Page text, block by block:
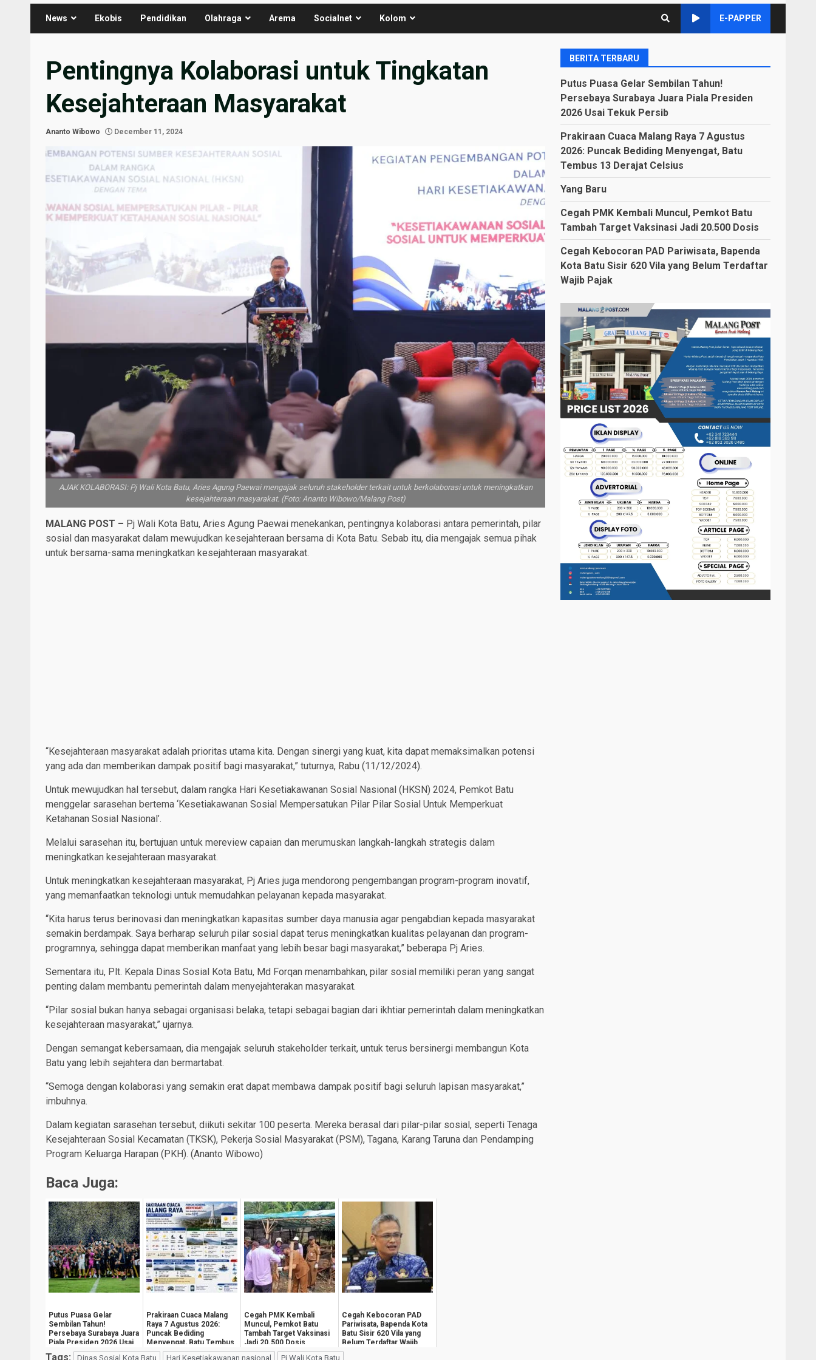
News Ekobis Pendidikan Olahraga Arema Socialnet Kolom E-PAPPER
Pentingnya Kolaborasi untuk Tingkatan
Kesejahteraan Masyarakat
Ananto Wibowo December 11, 2024
AJAK KOLABORASI: Pj Wali Kota Batu, Aries Agung Paewai mengajak seluruh stakeholder terkait untuk berkolaborasi untuk meningkatkan
kesejahteraan masyarakat. (Foto: Ananto Wibowo/Malang Post)
MALANG POST – Pj Wali Kota Batu, Aries Agung Paewai menekankan, pentingnya kolaborasi antara pemerintah, pilar
sosial dan masyarakat dalam mewujudkan kesejahteraan bersama di Kota Batu. Sebab itu, dia mengajak semua pihak
untuk bersama-sama meningkatkan kesejahteraan masyarakat.
“Kesejahteraan masyarakat adalah prioritas utama kita. Dengan sinergi yang kuat, kita dapat memaksimalkan potensi
yang ada dan memberikan dampak positif bagi masyarakat,” tuturnya, Rabu (11/12/2024).
Untuk mewujudkan hal tersebut, dalam rangka Hari Kesetiakawanan Sosial Nasional (HKSN) 2024, Pemkot Batu
menggelar sarasehan bertema ‘Kesetiakawanan Sosial Mempersatukan Pilar Pilar Sosial Untuk Memperkuat
Ketahanan Sosial Nasional’.
Melalui sarasehan itu, bertujuan untuk mereview capaian dan merumuskan langkah-langkah strategis dalam
meningkatkan kesejahteraan masyarakat.
Untuk meningkatkan kesejahteraan masyarakat, Pj Aries juga mendorong pengembangan program-program inovatif,
yang memanfaatkan teknologi untuk memudahkan pelayanan kepada masyarakat.
“Kita harus terus berinovasi dan meningkatkan kapasitas sumber daya manusia agar pengabdian kepada masyarakat
semakin berdampak. Saya berharap seluruh pilar sosial dapat terus meningkatkan kualitas pelayanan dan program-
programnya, sehingga dapat memberikan manfaat yang lebih besar bagi masyarakat,” beberapa Pj Aries.
Sementara itu, Plt. Kepala Dinas Sosial Kota Batu, Md Forqan menambahkan, pilar sosial memiliki peran yang sangat
penting dalam membantu pemerintah dalam menyejahterakan masyarakat.
“Pilar sosial bukan hanya sebagai organisasi belaka, tetapi sebagai bagian dari ikhtiar pemerintah dalam meningkatkan
kesejahteraan masyarakat,” ujarnya.
Dengan semangat kebersamaan, dia mengajak seluruh stakeholder terkait, untuk terus bersinergi membangun Kota
Batu yang lebih sejahtera dan bermartabat.
“Semoga dengan kolaborasi yang semakin erat dapat membawa dampak positif bagi seluruh lapisan masyarakat,”
imbuhnya.
Dalam kegiatan sarasehan tersebut, diikuti sekitar 100 peserta. Mereka berasal dari pilar-pilar sosial, seperti Tenaga
Kesejahteraan Sosial Kecamatan (TKSK), Pekerja Sosial Masyarakat (PSM), Tagana, Karang Taruna dan Pendamping
Program Keluarga Harapan (PKH). (Ananto Wibowo)
Baca Juga:
Putus Puasa Gelar
Sembilan Tahun!
Persebaya Surabaya Juara
Piala Presiden 2026 Usai
Tekuk Persib
Prakiraan Cuaca Malang
Raya 7 Agustus 2026:
Puncak Bediding
Menyengat, Batu Tembus
13 Derajat Celsiu...
Cegah PMK Kembali
Muncul, Pemkot Batu
Tambah Target Vaksinasi
Jadi 20.500 Dosis
Cegah Kebocoran PAD
Pariwisata, Bapenda Kota
Batu Sisir 620 Vila yang
Belum Terdaftar Wajib
Pajak
Tags: Dinas Sosial Kota Batu Hari Kesetiakawanan nasional Pj Wali Kota Batu
BERITA TERBARU
Putus Puasa Gelar Sembilan Tahun!
Persebaya Surabaya Juara Piala Presiden
2026 Usai Tekuk Persib
Prakiraan Cuaca Malang Raya 7 Agustus
2026: Puncak Bediding Menyengat, Batu
Tembus 13 Derajat Celsius
Yang Baru
Cegah PMK Kembali Muncul, Pemkot Batu
Tambah Target Vaksinasi Jadi 20.500 Dosis
Cegah Kebocoran PAD Pariwisata, Bapenda
Kota Batu Sisir 620 Vila yang Belum Terdaftar
Wajib Pajak